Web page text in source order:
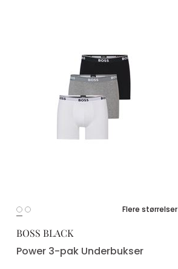
Flere størrelser
BOSS BLACK
Power 3-pak Underbukser